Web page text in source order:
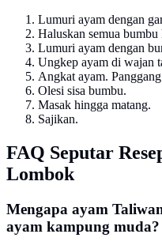
Lumuri ayam dengan
Haluskan semua bumbu
Lumuri ayam dengan
Ungkep ayam di wajan
Angkat ayam.
Olesi sisa bumbu.
Masak hingga matang.
Sajikan.
FAQ Seputar
Lombok
Mengapa ayam
ayam kampung muda?